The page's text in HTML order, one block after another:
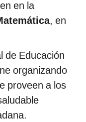
en la
, en
de Educación
organizando
proveen a los